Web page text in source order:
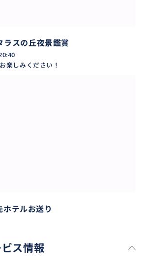
ラスの丘夜景鑑賞
楽しみください！
ホテルお送り
ス情報